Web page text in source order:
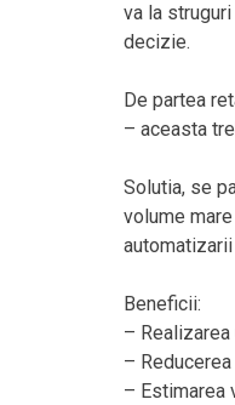
va la
decizie.
De partea
– aceasta
Solutia, se
volume
Beneficii:
–
–
– Estimarea